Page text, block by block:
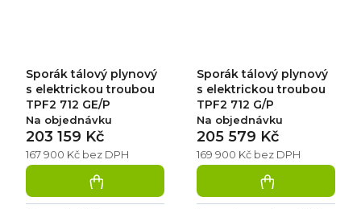
Sporák tálový plynový
s elektrickou troubou
TPF2 712 GE/P
Na objednávku
167 900 Kč bez DPH
203 159 Kč
Sporák tálový plynový
s elektrickou troubou
TPF2 712 G/P
Na objednávku
169 900 Kč bez DPH
205 579 Kč